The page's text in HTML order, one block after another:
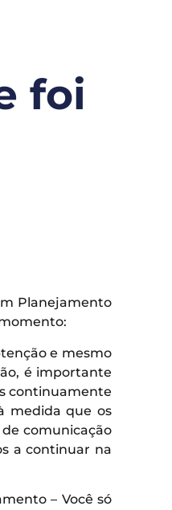
foi
Planejamento
e mesmo
é importante
continuamente
medida que os
comunicação
a continuar na
– Você só